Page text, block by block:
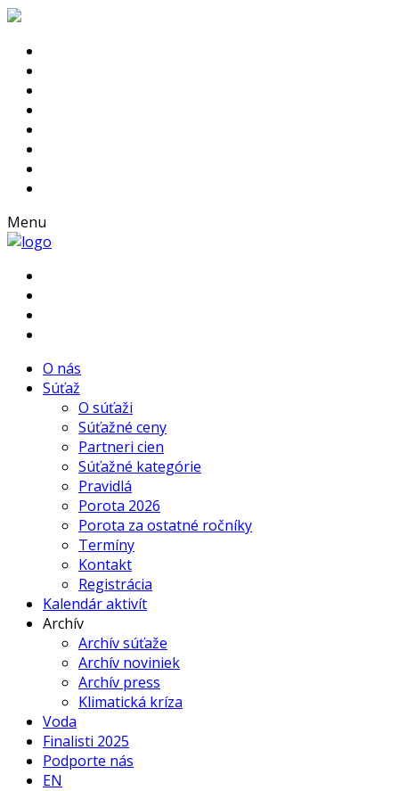
Menu
O nás
Súťaž
O súťaži
Súťažné ceny
Partneri cien
Súťažné kategórie
Pravidlá
Porota 2026
Porota za ostatné ročníky
Termíny
Kontakt
Registrácia
Kalendár aktivít
Archív
Archív súťaže
Archív noviniek
Archív press
Klimatická kríza
Voda
Finalisti 2025
Podporte nás
EN